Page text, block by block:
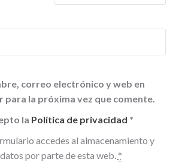
correo electrónico y web en
para la próxima vez que comente.
la Política de privacidad *
accedes al almacenamiento y
por parte de esta web. *